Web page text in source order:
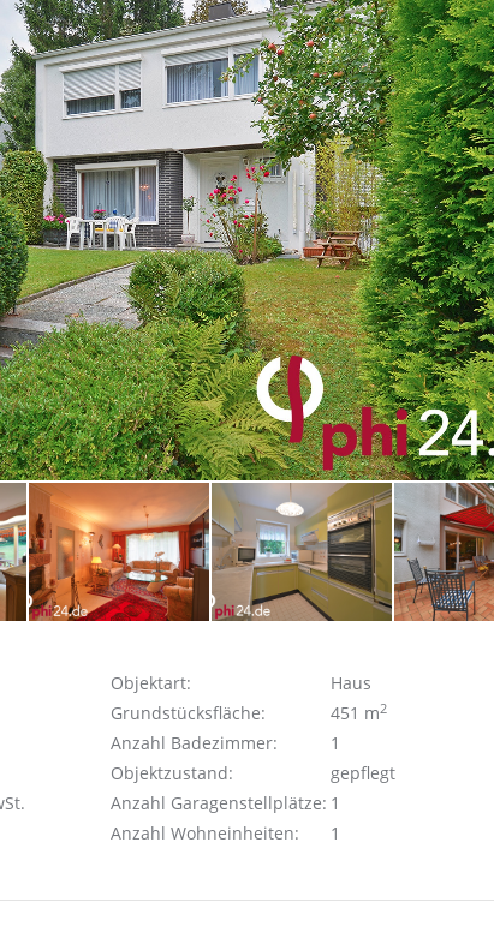
Objektart:
Haus
Grundstücksfläche: 451 m2
Anzahl Badezimmer:
1
Objektzustand:
gepflegt
Anzahl Garagenstellplätze: 1
Anzahl Wohneinheiten: 1